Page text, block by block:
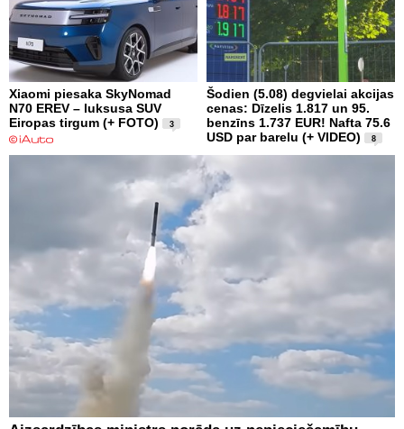
Xiaomi piesaka SkyNomad
N70 EREV – luksusa SUV
Eiropas tirgum (+ FOTO)
3
Šodien (5.08) degvielai akcijas
cenas: Dīzelis 1.817 un 95.
benzīns 1.737 EUR! Nafta 75.6
USD par barelu (+ VIDEO)
8